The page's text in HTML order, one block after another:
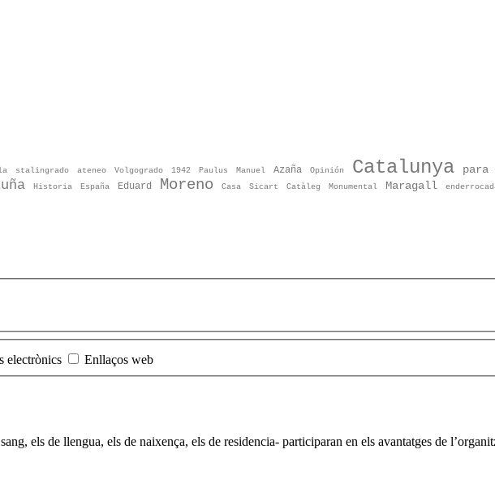
stalingrado ateneo Volgogrado 1942 Paulus Manuel Azaña Opinión Catalunya para
Historia España Eduard Moreno Casa Sicart Catàleg Monumental Maragall
electrònics
Enllaços web
els de llengua, els de naixença, els de residencia- participaran en els avantatges de